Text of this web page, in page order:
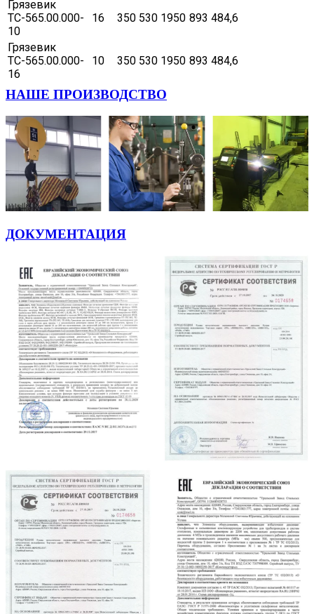
Грязевик
ТС-565.00.000-
10
16 350 530 1950 893 484,6
Грязевик
ТС-565.00.000-
16
10 350 530 1950 893 484,6
НАШЕ ПРОИЗВОДСТВО
ДОКУМЕНТАЦИЯ